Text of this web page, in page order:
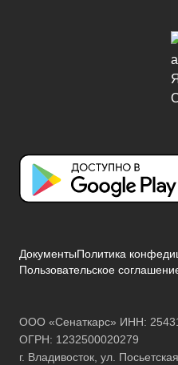
ДокументыПолитика
Пользовательское
ООО «Сенаткарс» ИНН:
ОГРН: 1232500020279
г. Владивосток, ул.